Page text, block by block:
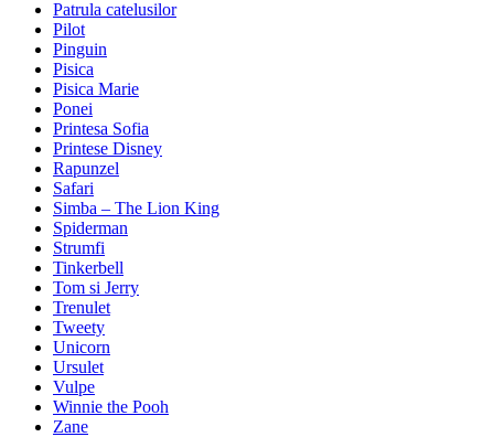
Patrula catelusilor
Pilot
Pinguin
Pisica
Pisica Marie
Ponei
Printesa Sofia
Printese Disney
Rapunzel
Safari
Simba – The Lion King
Spiderman
Strumfi
Tinkerbell
Tom si Jerry
Trenulet
Tweety
Unicorn
Ursulet
Vulpe
Winnie the Pooh
Zane